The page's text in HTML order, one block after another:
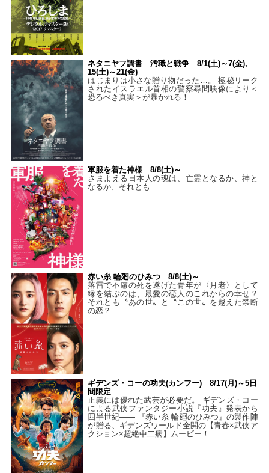
ネタニヤフ調書 汚職と戦争 8/1(土)～7(金),
15(土)～21(金)
はじまりは小さな贈り物だった…。 極秘リーク
されたイスラエル首相の警察尋問映像により＜
恐るべき真実＞が暴かれる！
軍服を着た神様 8/8(土)～
さまよえる日本人の魂は、亡霊となるか、神と
なるか、それとも…
赤い糸 輪廻のひみつ 8/8(土)～
落雷で不慮の死を遂げた青年が〈月老〉として
縁を結ぶのは、最愛の恋人のこれからの幸せ？
それとも〝あの世〟と〝この世〟を越えた禁断
の恋？
ギデンズ・コーの功夫(カンフー) 8/17(月)～5日
間限定
正義には優れた武芸が必要だ。 ギデンズ・コー
による武侠ファンタジー小説『功夫』発表から
四半世紀―― 『赤い糸 輪廻のひみつ』の製作陣
が贈る、ギデンズワールド全開の【青春×武侠ア
クション×超絶中二病】ムービー！